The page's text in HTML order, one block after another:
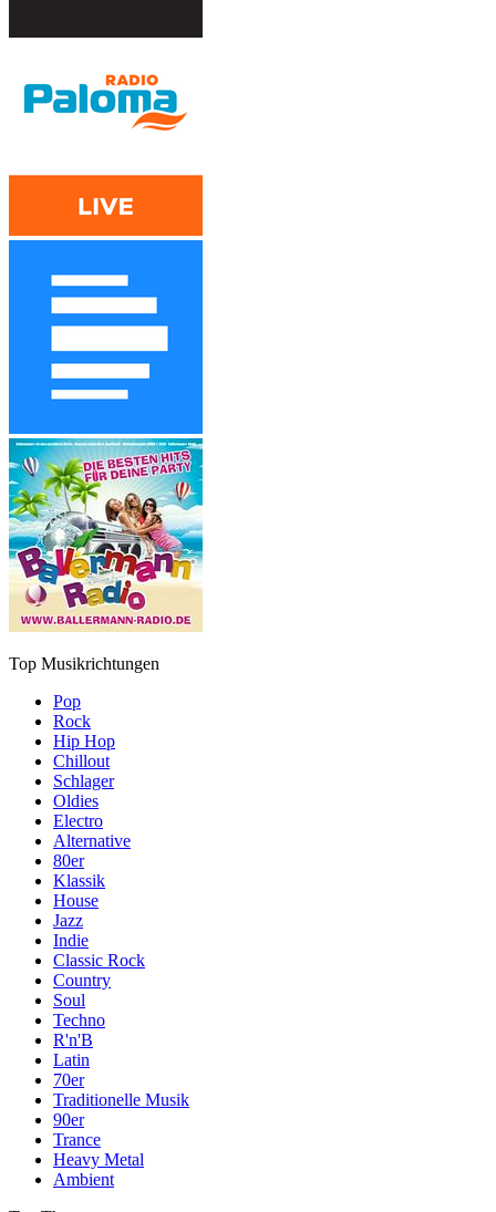
Top Musikrichtungen
Pop
Rock
Hip Hop
Chillout
Schlager
Oldies
Electro
Alternative
80er
Klassik
House
Jazz
Indie
Classic Rock
Country
Soul
Techno
R'n'B
Latin
70er
Traditionelle Musik
90er
Trance
Heavy Metal
Ambient